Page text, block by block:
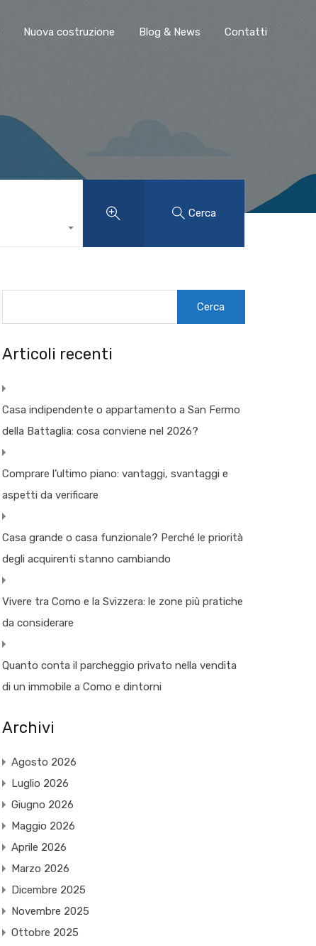
Nuova costruzione Blog & News Contatti
Cerca
Articoli recenti
Casa indipendente o appartamento a San Fermo
della Battaglia: cosa conviene nel 2026?
Comprare l’ultimo piano: vantaggi, svantaggi e
aspetti da verificare
Casa grande o casa funzionale? Perché le priorità
degli acquirenti stanno cambiando
Vivere tra Como e la Svizzera: le zone più pratiche
da considerare
Quanto conta il parcheggio privato nella vendita
di un immobile a Como e dintorni
Archivi
Agosto 2026
Luglio 2026
Giugno 2026
Maggio 2026
Aprile 2026
Marzo 2026
Dicembre 2025
Novembre 2025
Ottobre 2025